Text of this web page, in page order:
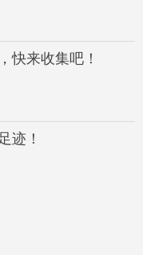
快来收集吧！
迹！